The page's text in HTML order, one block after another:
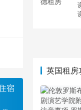
宿
英国租房